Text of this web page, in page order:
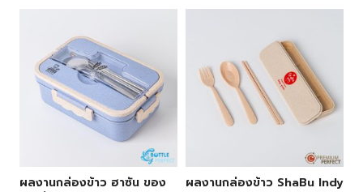
ผลงานกล่องข้าว ฮาซัน ของ
ผลงานกล่องข้าว ShaBu Indy